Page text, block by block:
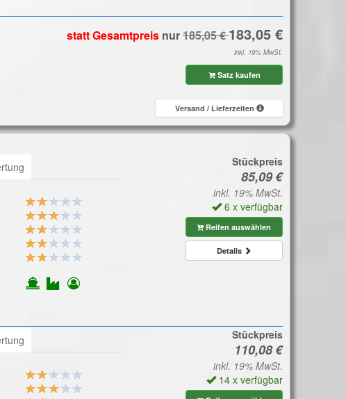
statt Gesamtpreis nur
inkl. 19% MwSt.
Satz kaufen
Versand / Lieferzeiten
Stückpreis
inkl. 19% MwSt.
6 x verfügbar
Reifen auswählen
Details
Stückpreis
inkl. 19% MwSt.
14 x verfügbar